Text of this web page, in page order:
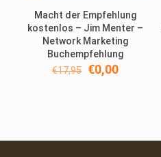
Macht der Empfehlung
kostenlos – Jim Menter –
Network Marketing
Buchempfehlung
€17,95 Ursprünglicher
€0,00Aktueller